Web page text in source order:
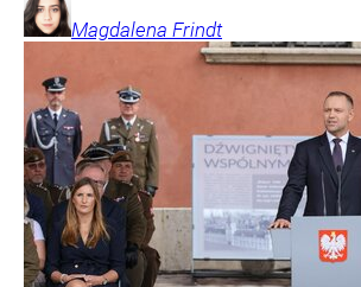
Magdalena Frindt